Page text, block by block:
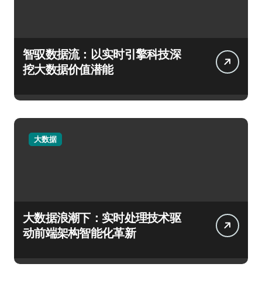
智驭数据流：以实时引擎科技深
挖大数据价值潜能
大数据
大数据浪潮下：实时处理技术驱
动前端架构智能化革新